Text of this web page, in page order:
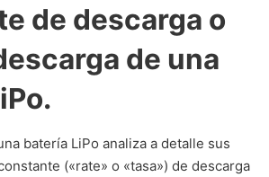
de descarga o
de una
batería LiPo analiza a detalle sus
(«rate» o «tasa») de descarga